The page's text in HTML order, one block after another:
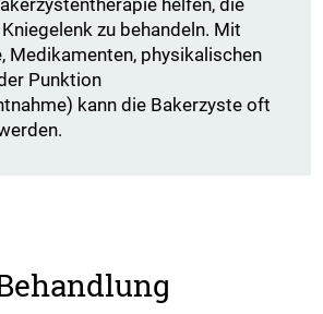
zu behandeln. Mit
Medikamenten, physikalischen
Punktion
kann die Bakerzyste oft